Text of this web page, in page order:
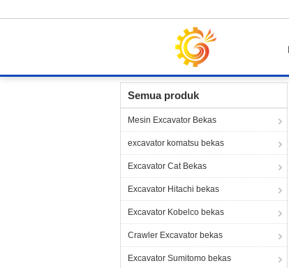
Semua produk
Mesin Excavator Bekas
excavator komatsu bekas
Excavator Cat Bekas
Excavator Hitachi bekas
Excavator Kobelco bekas
Crawler Excavator bekas
Excavator Sumitomo bekas